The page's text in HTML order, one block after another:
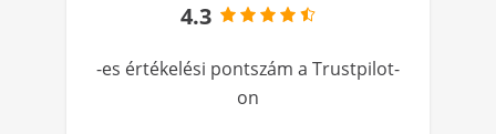
4.3
-es értékelési pontszám a Trustpilot-
on